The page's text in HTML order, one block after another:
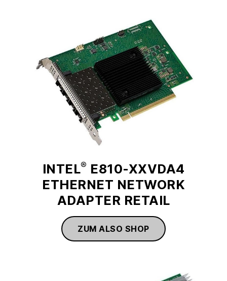
INTEL® E810-XXVDA4
ETHERNET NETWORK
ADAPTER RETAIL
ZUM ALSO SHOP